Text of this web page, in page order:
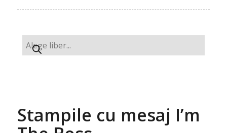
Stampile cu mesaj I’m